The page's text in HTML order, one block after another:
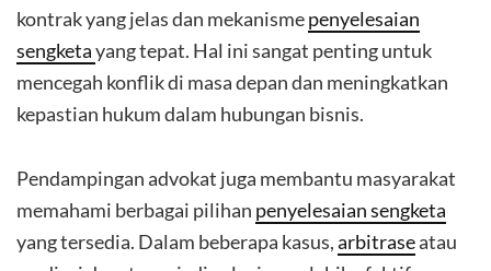
kontrak yang jelas dan mekanismepenyelesaian
sengketayang tepat. Hal ini sangat penting untuk
mencegah konflik di masa depan dan meningkatkan
kepastian hukum dalam hubungan bisnis.
Pendampingan advokat juga membantu masyarakat
memahami berbagai pilihan penyelesaian sengketa
yang tersedia. Dalam beberapa kasus,arbitraseatau